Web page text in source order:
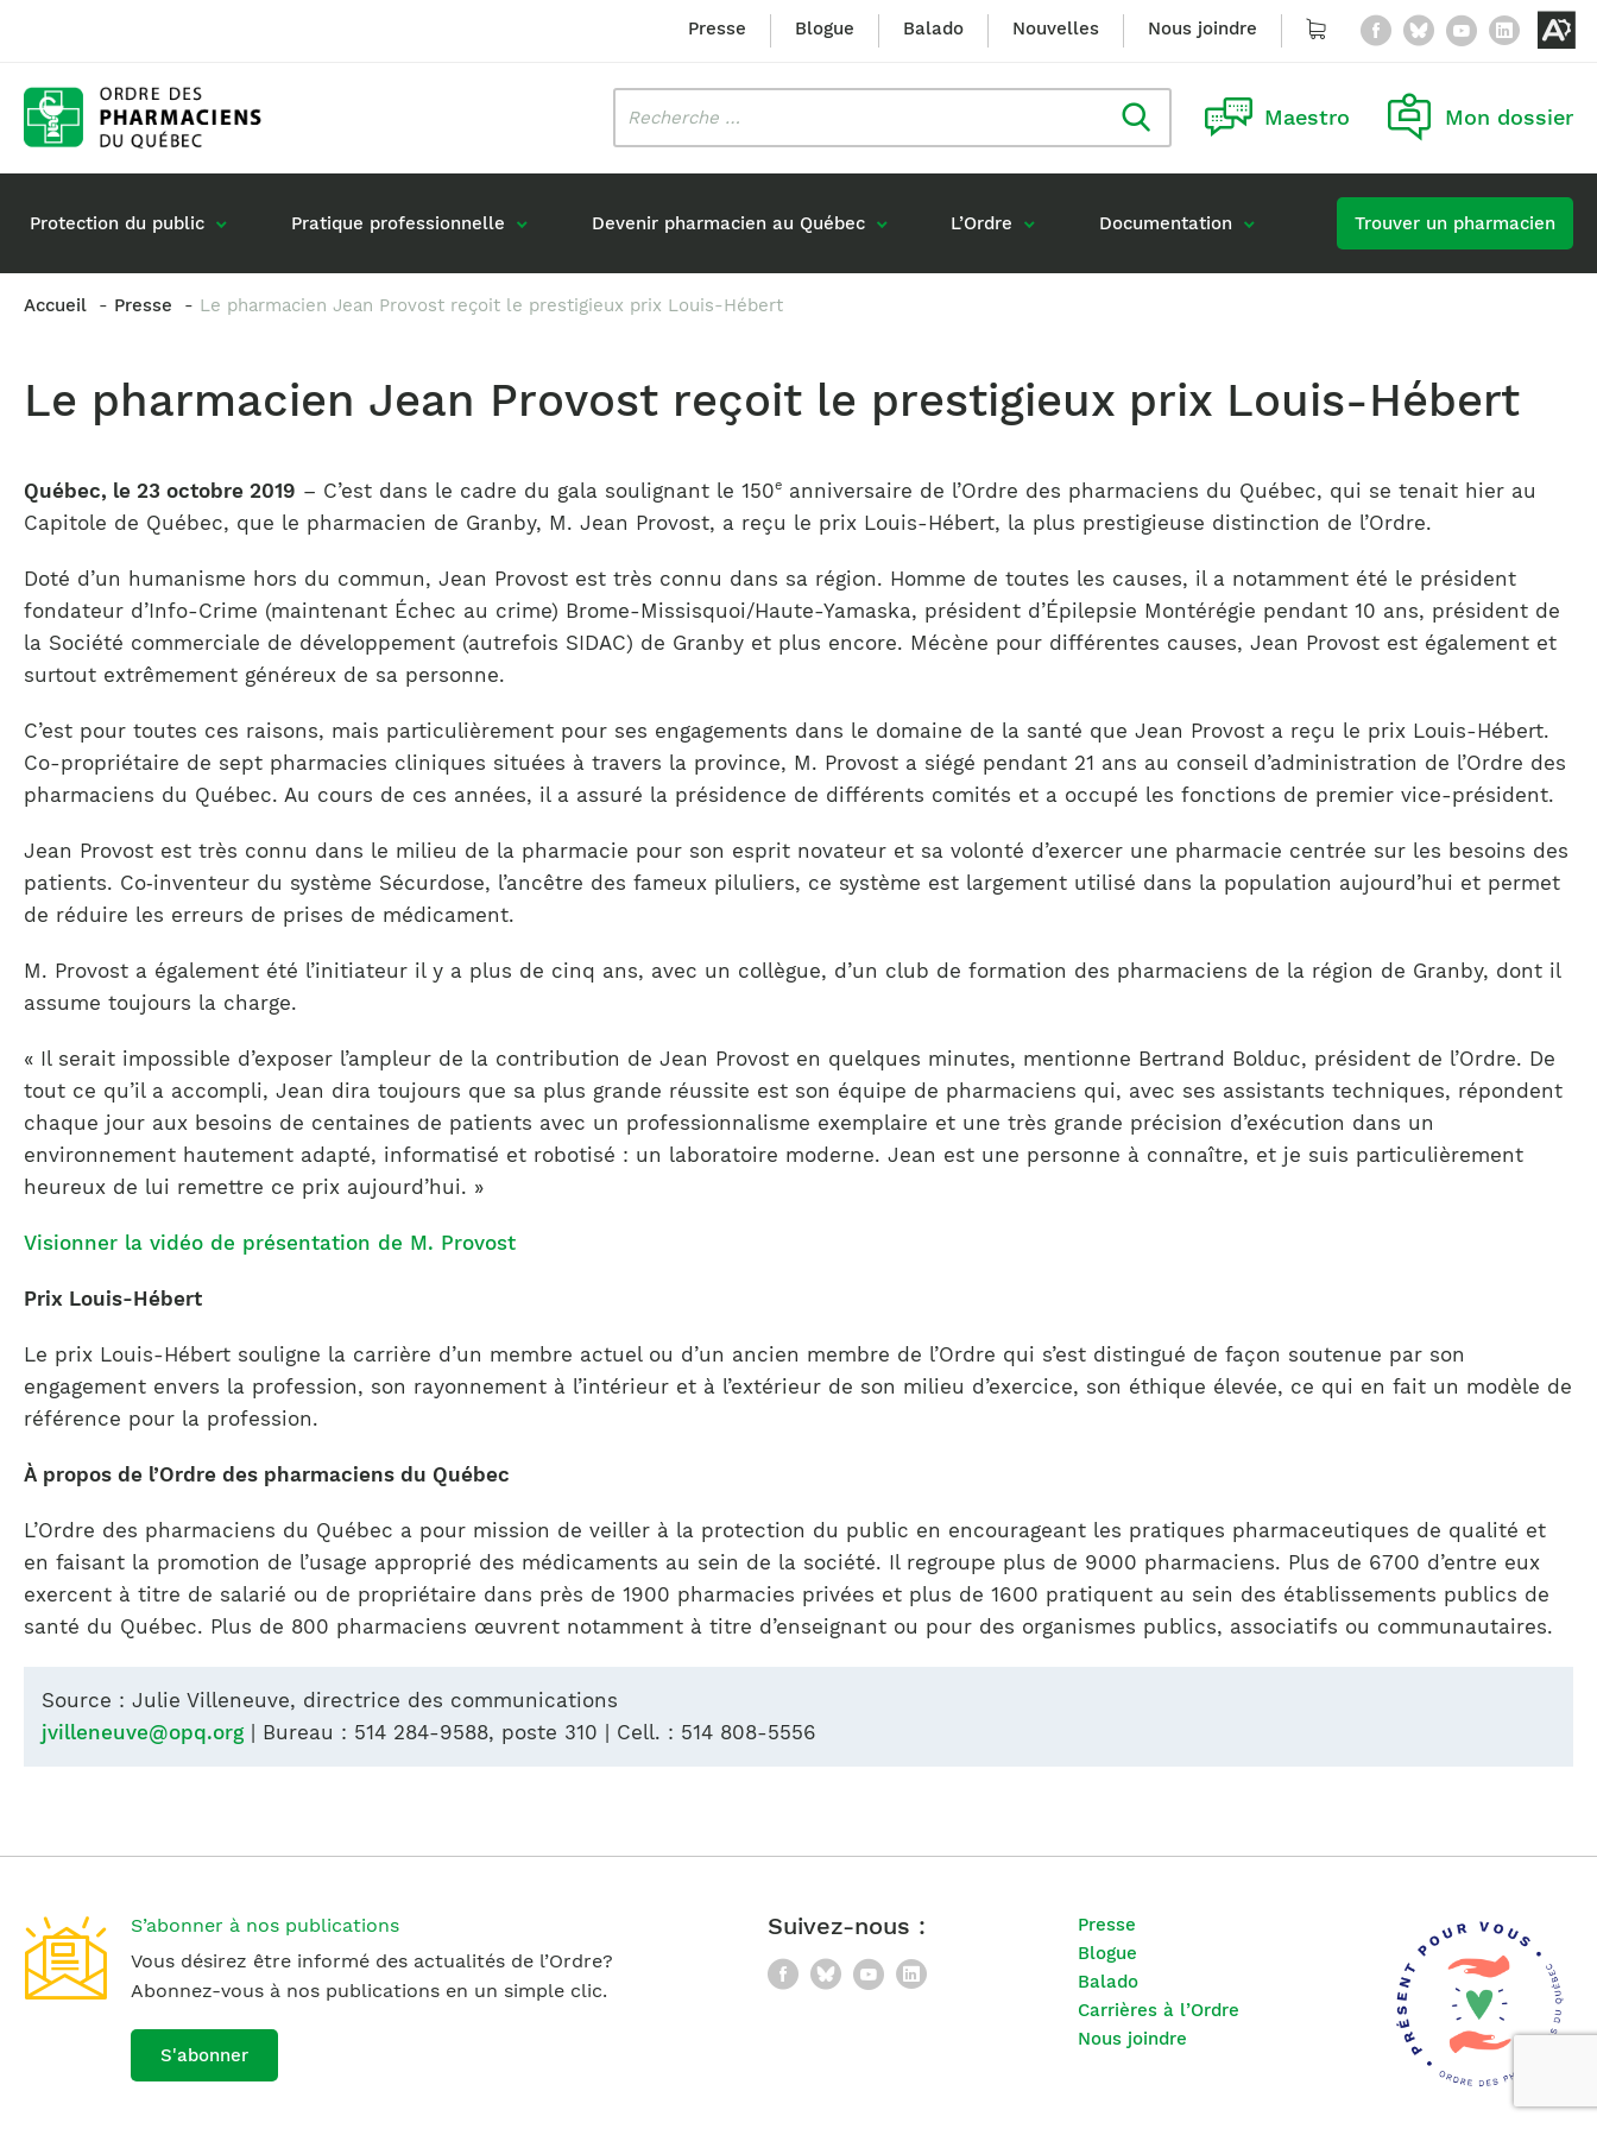
Presse Blogue Balado Nouvelles Nous joindre Panier Facebook
BlueskyYouTube
de
Rechercher
dans
le
Maestro Mon dossier
Protection du public
Vos questions : des réponses
Pratique professionnelle
Retour à la pratique
Accréditation d’une formation
Devenir pharmacien au Québec
Diplômés au Canada (hors Québec)
Diplômés en France
Diplômés à l’international (excluant la
L’Ordre
Histoire
Déclaration des services
Prix Innovation Janine-Matte
Mérite du CIQ
Documentation Trouver un pharmacien
Accueil Presse Le pharmacien Jean Provost reçoit le prestigieux prix Louis-Hébert
Le pharmacien Jean Provost reçoit le prestigieux prix Louis-Hébert
Québec, le 23 octobre 2019 – C’est dans le cadre du gala soulignant le 150e anniversaire de l’Ordre des pharmaciens du Québec, qui se tenait hier au
Capitole de Québec, que le pharmacien de Granby, M. Jean Provost, a reçu le prix Louis-Hébert, la plus prestigieuse distinction de l’Ordre.
Doté d’un humanisme hors du commun, Jean Provost est très connu dans sa région. Homme de toutes les causes, il a notamment été le président
fondateur d’Info-Crime (maintenant Échec au crime) Brome-Missisquoi/Haute-Yamaska, président d’Épilepsie Montérégie pendant 10 ans, président de
la Société commerciale de développement (autrefois SIDAC) de Granby et plus encore. Mécène pour différentes causes, Jean Provost est également et
surtout extrêmement généreux de sa personne.
C’est pour toutes ces raisons, mais particulièrement pour ses engagements dans le domaine de la santé que Jean Provost a reçu le prix Louis-Hébert.
Co-propriétaire de sept pharmacies cliniques situées à travers la province, M. Provost a siégé pendant 21 ans au conseil d’administration de l’Ordre des
pharmaciens du Québec. Au cours de ces années, il a assuré la présidence de différents comités et a occupé les fonctions de premier vice-président.
Jean Provost est très connu dans le milieu de la pharmacie pour son esprit novateur et sa volonté d’exercer une pharmacie centrée sur les besoins des
patients. Co‐inventeur du système Sécurdose, l’ancêtre des fameux piluliers, ce système est largement utilisé dans la population aujourd’hui et permet
de réduire les erreurs de prises de médicament.
M. Provost a également été l’initiateur il y a plus de cinq ans, avec un collègue, d’un club de formation des pharmaciens de la région de Granby, dont il
assume toujours la charge.
« Il serait impossible d’exposer l’ampleur de la contribution de Jean Provost en quelques minutes, mentionne Bertrand Bolduc, président de l’Ordre. De
tout ce qu’il a accompli, Jean dira toujours que sa plus grande réussite est son équipe de pharmaciens qui, avec ses assistants techniques, répondent
chaque jour aux besoins de centaines de patients avec un professionnalisme exemplaire et une très grande précision d’exécution dans un
environnement hautement adapté, informatisé et robotisé : un laboratoire moderne. Jean est une personne à connaître, et je suis particulièrement
heureux de lui remettre ce prix aujourd’hui. »
Visionner la vidéo de présentation de M. Provost
Prix Louis-Hébert
Le prix Louis-Hébert souligne la carrière d’un membre actuel ou d’un ancien membre de l’Ordre qui s’est distingué de façon soutenue par son
engagement envers la profession, son rayonnement à l’intérieur et à l’extérieur de son milieu d’exercice, son éthique élevée, ce qui en fait un modèle de
référence pour la profession.
À propos de l’Ordre des pharmaciens du Québec
L’Ordre des pharmaciens du Québec a pour mission de veiller à la protection du public en encourageant les pratiques pharmaceutiques de qualité et
en faisant la promotion de l’usage approprié des médicaments au sein de la société. Il regroupe plus de 9000 pharmaciens. Plus de 6700 d’entre eux
exercent à titre de salarié ou de propriétaire dans près de 1900 pharmacies privées et plus de 1600 pratiquent au sein des établissements publics de
santé du Québec. Plus de 800 pharmaciens œuvrent notamment à titre d’enseignant ou pour des organismes publics, associatifs ou communautaires.
Source : Julie Villeneuve, directrice des communications
jvilleneuve@opq.org | Bureau : 514 284-9588, poste 310 | Cell. : 514 808-5556
S’abonner à nos publications
Vous désirez être informé des actualités de l’Ordre?
Abonnez-vous à nos publications en un simple clic.
S'abonner
Suivez-nous :
Facebook
BlueskyYouTube
LinkedIn
Presse
Blogue
Balado
Carrières à l’Ordre
Nous joindre